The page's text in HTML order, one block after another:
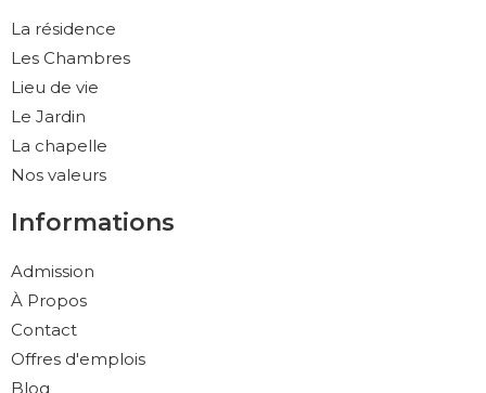
La résidence
Les Chambres
Lieu de vie
Le Jardin
La chapelle
Nos valeurs
Informations
Admission
À Propos
Contact
Offres d'emplois
Blog